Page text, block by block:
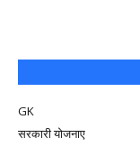
GK
सरकारी योजनाए